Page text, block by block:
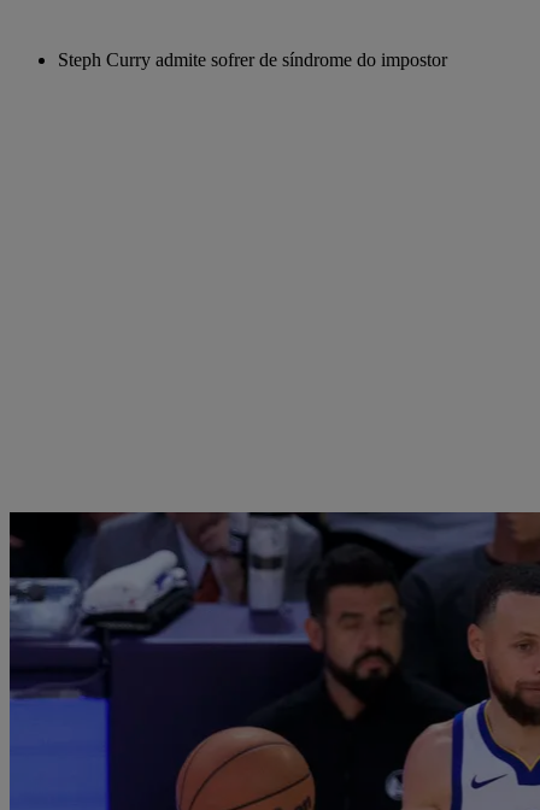
Steph Curry admite sofrer de síndrome do impostor